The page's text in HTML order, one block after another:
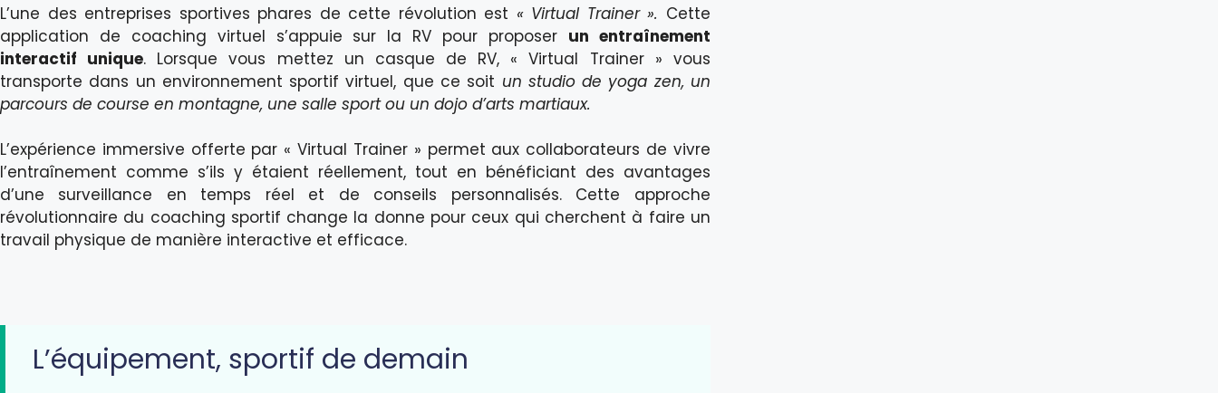
L’une des entreprises sportives phares de cette révolution est « Virtual Trainer ». Cette
application de coaching virtuel s’appuie sur la RV pour proposer un entraînement
interactif unique. Lorsque vous mettez un casque de RV, « Virtual Trainer » vous
transporte dans un environnement sportif virtuel, que ce soit un studio de yoga zen, un
parcours de course en montagne, une salle sport ou un dojo d’arts martiaux.
L’expérience immersive offerte par « Virtual Trainer » permet aux collaborateurs de vivre
l’entraînement comme s’ils y étaient réellement, tout en bénéficiant des avantages
d’une surveillance en temps réel et de conseils personnalisés. Cette approche
révolutionnaire du coaching sportif change la donne pour ceux qui cherchent à faire un
travail physique de manière interactive et efficace.
L’équipement, sportif de demain